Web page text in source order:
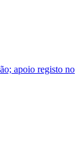
apoio registo no